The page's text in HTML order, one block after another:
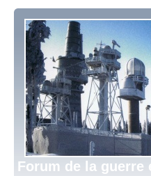
Forum de la guerre